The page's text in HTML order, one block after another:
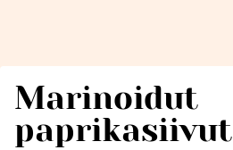
Marinoidut
paprikasiivut